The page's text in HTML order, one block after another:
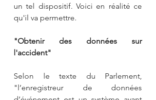
un tel dispositif. Voici en réalité ce
qu'il va permettre.
"Obtenir des données sur
l'accident"
Selon le texte du Parlement,
"l’enregistreur de données